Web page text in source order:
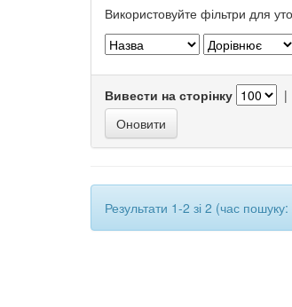
Використовуйте фільтри для
Вивести на сторінку |
Результати 1-2 зі 2 (час